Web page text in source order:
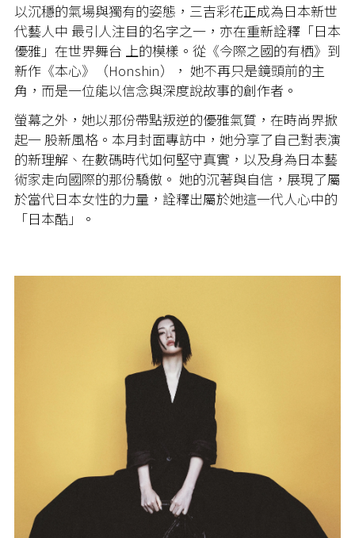
以沉穩的氣場與獨有的姿態，三吉彩花正成為日本新世
代藝人中 最引人注目的名字之一，亦在重新詮釋「日本
優雅」在世界舞台 上的模樣。從《今際之國的有栖》到
新作《本心》（Honshin）， 她不再只是鏡頭前的主
角，而是一位能以信念與深度說故事的創作者。
螢幕之外，她以那份帶點叛逆的優雅氣質，在時尚界掀
起一 股新風格。本月封面專訪中，她分享了自己對表演
的新理解、在數碼時代如何堅守真實，以及身為日本藝
術家走向國際的那份驕傲。 她的沉著與自信，展現了屬
於當代日本女性的力量，詮釋出屬於她這一代人心中的
「日本酷」。